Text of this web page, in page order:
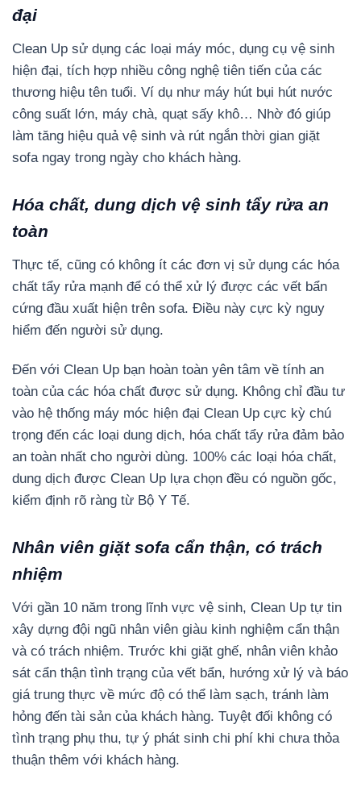
đại
Clean Up sử dụng các loại máy móc, dụng cụ vệ sinh
hiện đại, tích hợp nhiều công nghệ tiên tiến của các
thương hiệu tên tuổi. Ví dụ như máy hút bụi hút nước
công suất lớn, máy chà, quạt sấy khô… Nhờ đó giúp
làm tăng hiệu quả vệ sinh và rút ngắn thời gian giặt
sofa ngay trong ngày cho khách hàng.
Hóa chất, dung dịch vệ sinh tẩy rửa an
toàn
Thực tế, cũng có không ít các đơn vị sử dụng các hóa
chất tẩy rửa mạnh để có thể xử lý được các vết bẩn
cứng đầu xuất hiện trên sofa. Điều này cực kỳ nguy
hiểm đến người sử dụng.
Đến với Clean Up bạn hoàn toàn yên tâm về tính an
toàn của các hóa chất được sử dụng. Không chỉ đầu tư
vào hệ thống máy móc hiện đại Clean Up cực kỳ chú
trọng đến các loại dung dịch, hóa chất tẩy rửa đảm bảo
an toàn nhất cho người dùng. 100% các loại hóa chất,
dung dịch được Clean Up lựa chọn đều có nguồn gốc,
kiểm định rõ ràng từ Bộ Y Tế.
Nhân viên giặt sofa cẩn thận, có trách
nhiệm
Với gần 10 năm trong lĩnh vực vệ sinh, Clean Up tự tin
xây dựng đội ngũ nhân viên giàu kinh nghiệm cẩn thận
và có trách nhiệm. Trước khi giặt ghế, nhân viên khảo
sát cẩn thận tình trạng của vết bẩn, hướng xử lý và báo
giá trung thực về mức độ có thể làm sạch, tránh làm
hỏng đến tài sản của khách hàng. Tuyệt đối không có
tình trạng phụ thu, tự ý phát sinh chi phí khi chưa thỏa
thuận thêm với khách hàng.